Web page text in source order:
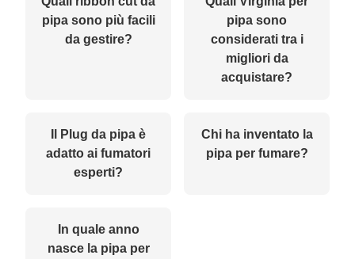
pipa sono più facili
da gestire?
pipa sono
considerati tra i
migliori da
acquistare?
Il Plug da pipa è
adatto ai fumatori
esperti?
Chi ha inventato la
pipa per fumare?
In quale anno
nasce la pipa per